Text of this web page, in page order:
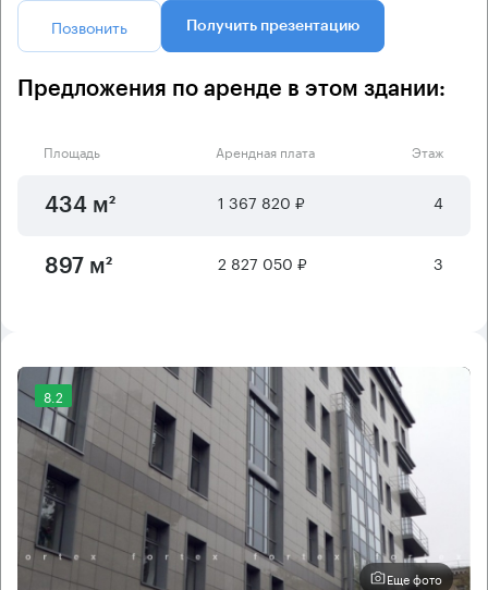
Позвонить Получить презентацию
Предложения по аренде в этом здании:
Площадь Арендная плата Этаж
434 м² 1 367 820 ₽ 4
897 м² 2 827 050 ₽ 3
8.2
Еще фото